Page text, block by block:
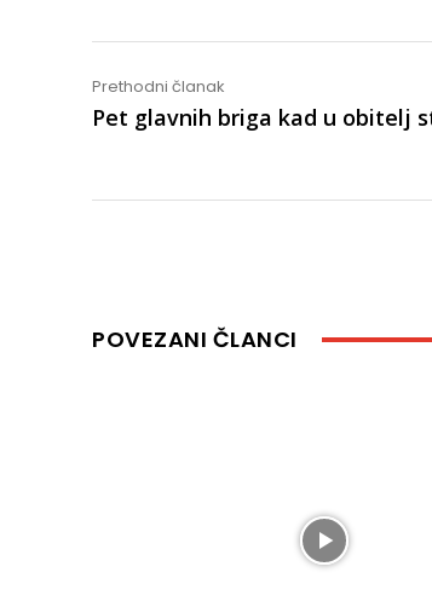
Prethodni članak
Pet glavnih briga kad u obitelj
POVEZANI ČLANCI